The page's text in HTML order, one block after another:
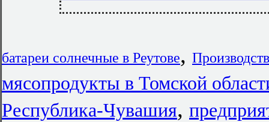
батареи солнечные в Реутове,
мясопродукты в Томской
Республика-Чувашия,